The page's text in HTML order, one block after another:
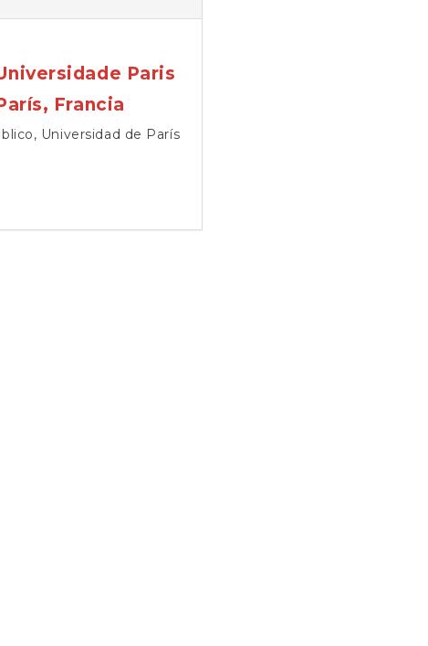
Paris
Francia
Universidad de París